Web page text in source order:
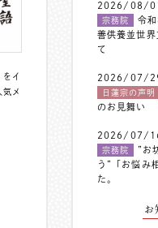
イ
メ
2026/08/
宗務院
令
善供養並世界
て
2026/07/
日蓮宗の声明
のお見舞い
2026/07/
宗務院
”お
う”「お悩み
た。
お